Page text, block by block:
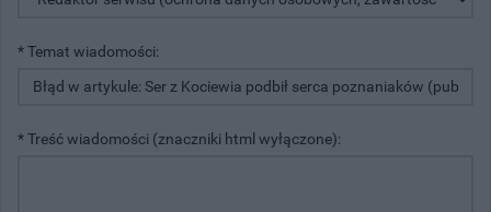
* Temat wiadomości:
* Treść wiadomości (znaczniki html wyłączone):